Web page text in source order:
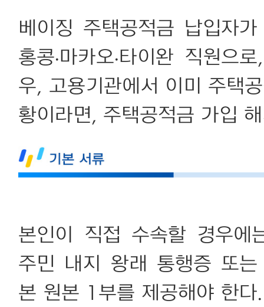
베이징 주택공적금 납입자
홍콩∙마카오∙타이완 직원으
우, 고용기관에서 이미 주택
황이라면, 주택공적금 가입
본인이 직접 수속할 경우에
주민 내지 왕래 통행증 또
본 원본 1부를 제공해야 한